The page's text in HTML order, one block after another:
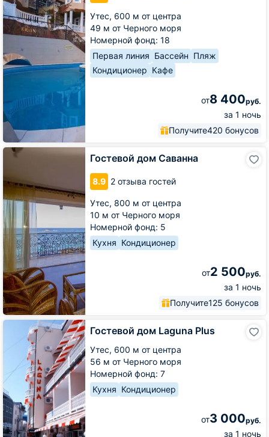
Утес, 600 м от центра
49 м от Черного моря
Номерной фонд: 18
Первая линия Бассейн Пляж
Кондиционер Кафе
от8 400руб.
за 1 ночь
Получите420 бонусов
Гостевой дом Саванна
8.9 2 отзыва гостей
Утес, 800 м от центра
10 м от Черного моря
Номерной фонд: 5
Кухня Кондиционер
от2 500руб.
за 1 ночь
Получите125 бонусов
Гостевой
Гостевой дом Laguna Plus
Утес, 600 м от центра
56 м от Черного моря
Номерной фонд: 7
Кухня Кондиционер
от3 000руб.
за 1 ночь
Гостевой